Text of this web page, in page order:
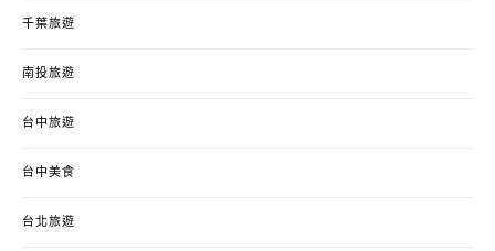
千葉旅遊
南投旅遊
台中旅遊
台中美食
台北旅遊